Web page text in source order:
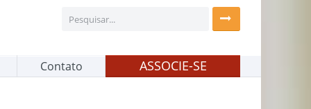
Contato ASSOCIE-SE